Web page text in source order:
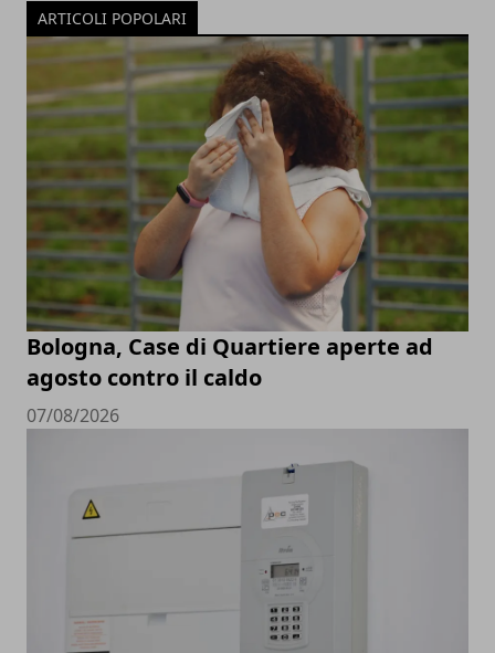
ARTICOLI POPOLARI
Bologna, Case di Quartiere aperte ad
agosto contro il caldo
07/08/2026